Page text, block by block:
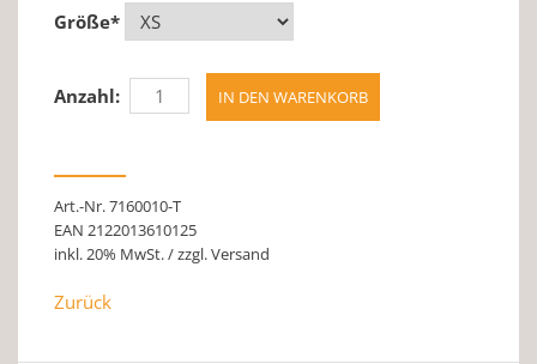
Größe*
Anzahl:
Art.-Nr. 7160010-T
EAN 2122013610125
inkl. 20% MwSt. / zzgl. Versand
Zurück